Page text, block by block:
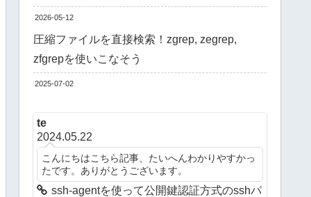
2026-05-12
圧縮ファイルを直接検索！zgrep, zegrep,
zfgrepを使いこなそう
2025-07-02
te
2024.05.22
こんにちはこちら記事、たいへんわかりやすかっ
たです。ありがとうございます。
ssh-agentを使って公開鍵認証方式のsshパ